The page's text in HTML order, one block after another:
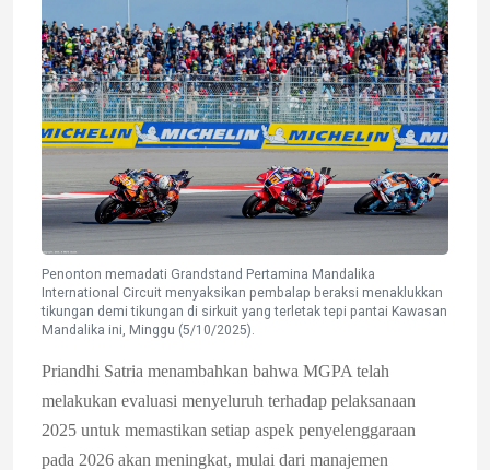
Penonton memadati Grandstand Pertamina Mandalika
International Circuit menyaksikan pembalap beraksi menaklukkan
tikungan demi tikungan di sirkuit yang terletak tepi pantai Kawasan
Mandalika ini, Minggu (5/10/2025).
Priandhi Satria menambahkan bahwa MGPA telah
melakukan evaluasi menyeluruh terhadap pelaksanaan
2025 untuk memastikan setiap aspek penyelenggaraan
pada 2026 akan meningkat, mulai dari manajemen